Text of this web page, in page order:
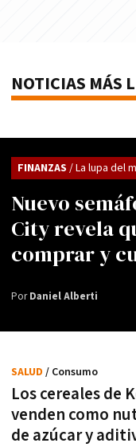
NOTICIAS MÁS
Nuevo
City revela
comprar y
FINANZAS / La lupa del
PorDaniel Alberti
Los cereales de
venden como
de azúcar y
SALUD / Consumo